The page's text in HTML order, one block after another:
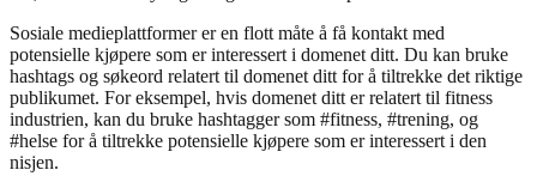
Sosiale medieplattformer er en flott måte å få kontakt med
potensielle kjøpere som er interessert i domenet ditt. Du kan bruke
hashtags og søkeord relatert til domenet ditt for å tiltrekke det riktige
publikumet. For eksempel, hvis domenet ditt er relatert til fitness
industrien, kan du bruke hashtagger som #fitness, #trening, og
#helse for å tiltrekke potensielle kjøpere som er interessert i den
nisjen.